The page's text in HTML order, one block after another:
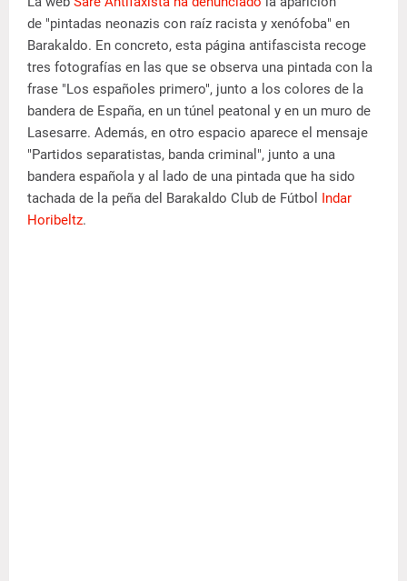
de "pintadas neonazis con raíz racista y xenófoba" en
Barakaldo. En concreto, esta página antifascista recoge
tres fotografías en las que se observa una pintada con la
frase "Los españoles primero", junto a los colores de la
bandera de España, en un túnel peatonal y en un muro de
Lasesarre. Además, en otro espacio aparece el mensaje
"Partidos separatistas, banda criminal", junto a una
bandera española y al lado de una pintada que ha sido
tachada de la peña del Barakaldo Club de Fútbol Indar
Horibeltz.